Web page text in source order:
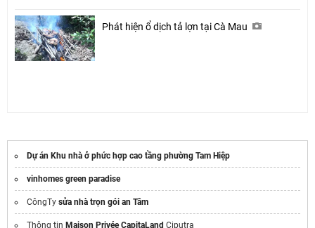
Phát hiện ổ dịch tả lợn tại Cà Mau
Dự án Khu nhà ở phức hợp cao tầng phường Tam Hiệp
vinhomes green paradise
CôngTy sửa nhà trọn gói an Tâm
Thông tin Maison Privée CapitaLand Ciputra